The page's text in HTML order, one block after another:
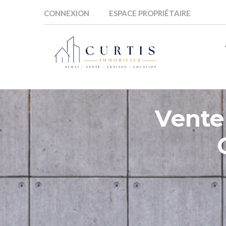
CONNEXION ESPACE PROPRIÉTAIRE